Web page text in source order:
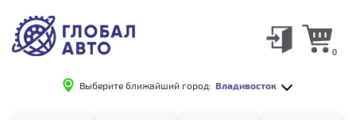
Выберите ближайший город: Владивосток
0